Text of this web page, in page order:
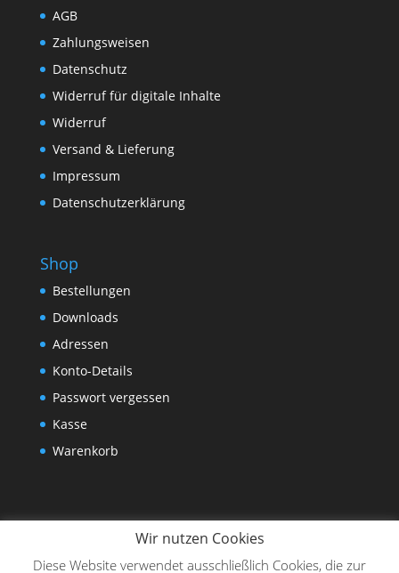
AGB
Zahlungsweisen
Datenschutz
Widerruf für digitale Inhalte
Widerruf
Versand & Lieferung
Impressum
Datenschutzerklärung
Shop
Bestellungen
Downloads
Adressen
Konto-Details
Passwort vergessen
Kasse
Warenkorb
Wir nutzen Cookies
Diese Website verwendet ausschließlich Cookies, die zur